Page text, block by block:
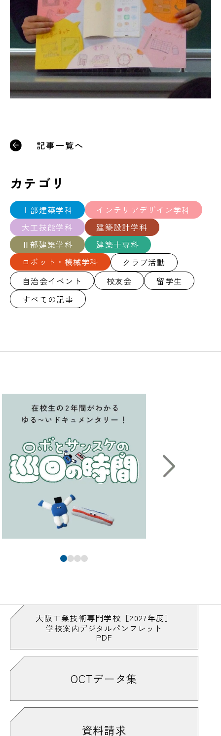
記事一覧へ
カテゴリ
Ⅰ部建築学科
インテリアデザイン学科
大工技能学科
建築設計学科
Ⅱ部建築学科
建築士専科
ロボット・機械学科
クラブ活動
自治会イベント
校友会
留学生
すべての記事
大阪工業技術専門学校［2027年度］
学校案内デジタルパンフレット
PDF
OCTデータ集
資料請求